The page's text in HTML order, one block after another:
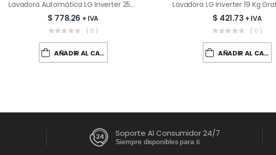
Lavadora Automática LG Inverter 25Kg | WM25MV2S6W
$ 778.26 + IVA
( 0 )
AÑADIR AL CARRITO
$ 421.73 + IVA
( 0 )
AÑADIR AL CARRITO
Soporte Al Consumidor 24/7
Siempre disponibles para ti